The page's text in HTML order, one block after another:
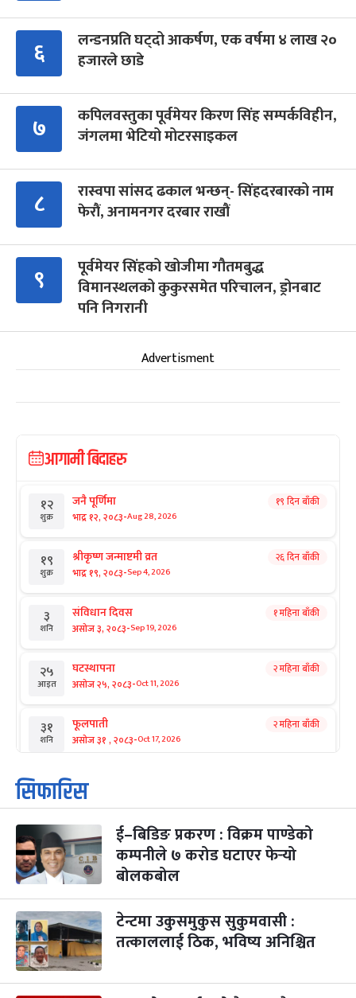
६
लन्डनप्रति घट्दो आकर्षण, एक वर्षमा ४ लाख २०
हजारले छाडे
७
कपिलवस्तुका पूर्वमेयर किरण सिंह सम्पर्कविहीन,
जंगलमा भेटियो मोटरसाइकल
८
रास्वपा सांसद ढकाल भन्छन्- सिंहदरबारको नाम
फेरौं, अनामनगर दरबार राखौं
९
पूर्वमेयर सिंहको खोजीमा गौतमबुद्ध
विमानस्थलको कुकुरसमेत परिचालन, ड्रोनबाट
पनि निगरानी
Advertisment
आगामी बिदाहरु
१२
शुक्र
जनै पूर्णिमा
भाद्र १२, २०८३-Aug 28, 2026
१९ दिन बाँकी
१९
शुक्र
श्रीकृष्ण जन्माष्टमी व्रत
भाद्र १९, २०८३-Sep 4, 2026
२६ दिन बाँकी
३
शनि
संविधान दिवस
असोज ३, २०८३-Sep 19, 2026
१ महिना बाँकी
२५
आइत
घटस्थापना
असोज २५, २०८३-Oct 11, 2026
२ महिना बाँकी
३१
शनि
फूलपाती
असोज ३१ , २०८३-Oct 17, 2026
२ महिना बाँकी
१
आइत
कार्तिक सङ्क्रान्ति
कार्तिक १, २०८३
३
मंगल
महानवमी
कार्तिक ३, २०८३-Oct 20, 2026
२ महिना बाँकी
४
५
बिहि
पापा‌ङ्कुशा एकादशी व्रत
कार्तिक ५, २०८३
२ महिना बाँकी
सिफारिस
ई–बिडिङ प्रकरण : विक्रम पाण्डेको
कम्पनीले ७ करोड घटाएर फेर्‍यो
बोलकबोल
टेन्टमा उकुसमुकुस सुकुमवासी :
तत्काललाई ठिक, भविष्य अनिश्चित